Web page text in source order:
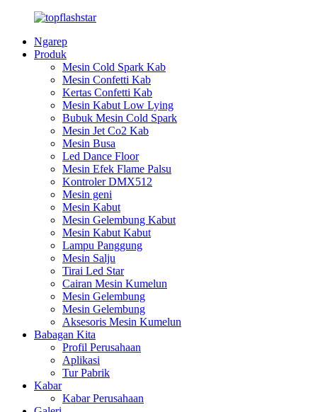
Ngarep
Produk
Mesin Cold Spark Kab
Mesin Confetti Kab
Kertas Confetti Kab
Mesin Kabut Low Lying
Bubuk Mesin Cold Spark
Mesin Jet Co2 Kab
Mesin Busa
Led Dance Floor
Mesin Efek Flame Palsu
Kontroler DMX512
Mesin geni
Mesin Kabut
Mesin Gelembung Kabut
Mesin Kabut Kabut
Lampu Panggung
Mesin Salju
Tirai Led Star
Cairan Mesin Kumelun
Mesin Gelembung
Mesin Gelembung
Aksesoris Mesin Kumelun
Babagan Kita
Profil Perusahaan
Aplikasi
Tur Pabrik
Kabar
Kabar Perusahaan